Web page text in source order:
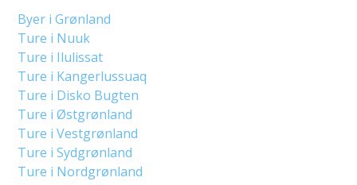
Byer i Grønland
Ture i Nuuk
Ture i Ilulissat
Ture i Kangerlussuaq
Ture i Disko Bugten
Ture i Østgrønland
Ture i Vestgrønland
Ture i Sydgrønland
Ture i Nordgrønland